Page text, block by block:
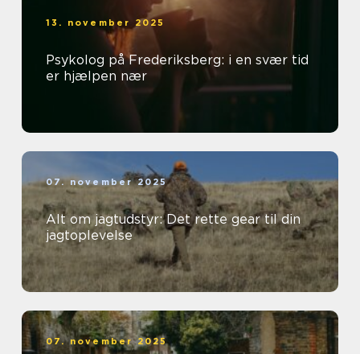
13. november 2025
Psykolog på Frederiksberg: i en svær tid
er hjælpen nær
07. november 2025
Alt om jagtudstyr: Det rette gear til din
jagtoplevelse
07. november 2025